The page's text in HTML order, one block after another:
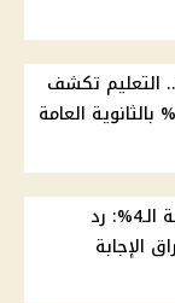
التعليم تكشف
القصة الكاملة لأزمة ريم صاحبة الـ4%: رد
الإجابة